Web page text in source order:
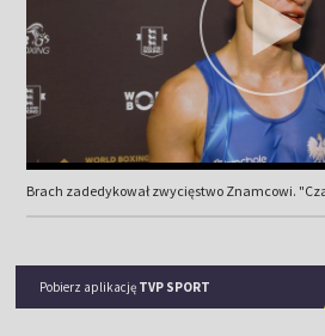
Brach zadedykował zwycięstwo Znamcowi.
Pobierz aplikację TVP SPORT